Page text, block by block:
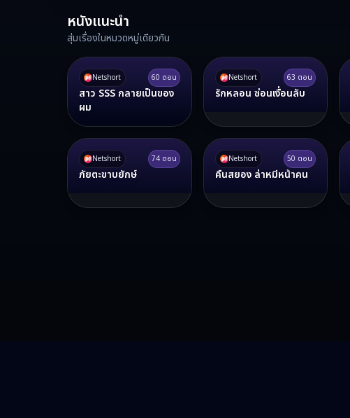
หนังแนะนำ
สุ่มเรื่องในหมวดหมู่เดียวกัน
Netshort 60 ตอน
สาว SSS กลายเป็นของ
ผม
Netshort 63 ตอน
รักหลอน ซ่อนเงื่อนลับ
Netshort 74ตอน
ภัยตะขาบยักษ์
Netshort 50 ตอน
คืนสยอง ล่าหมีหน้าคน